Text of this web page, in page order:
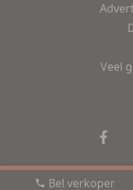
Bel verkoper
Veel